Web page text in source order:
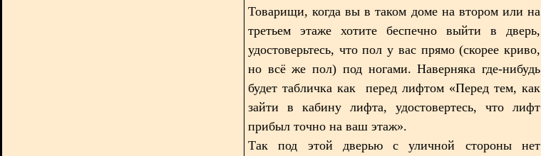
Товарищи, когда вы в таком доме на втором или на
третьем этаже хотите беспечно выйти в дверь,
удостоверьтесь, что пол у вас прямо (скорее криво,
но всё же пол) под ногами. Наверняка где-нибудь
будет табличка как перед лифтом «Перед тем, как
зайти в кабину лифта, удостовертесь, что лифт
прибыл точно на ваш этаж».
Так под этой дверью с уличной стороны нет